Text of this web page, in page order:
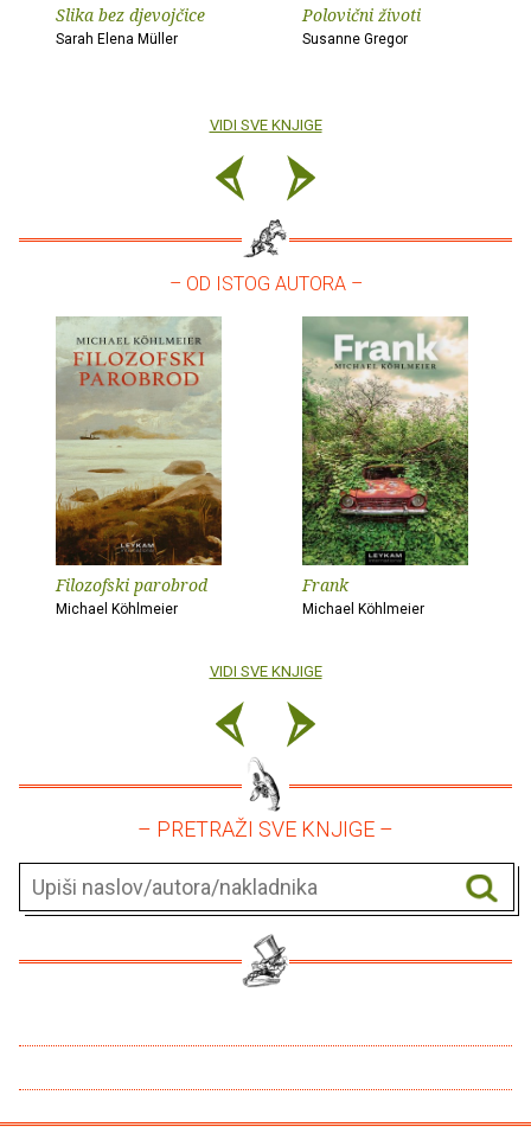
Slika bez djevojčice
Sarah Elena Müller
Polovični životi
Susanne Gregor
VIDI SVE KNJIGE
– OD ISTOG AUTORA –
Filozofski parobrod
Michael Köhlmeier
Frank
Michael Köhlmeier
VIDI SVE KNJIGE
– PRETRAŽI SVE KNJIGE –